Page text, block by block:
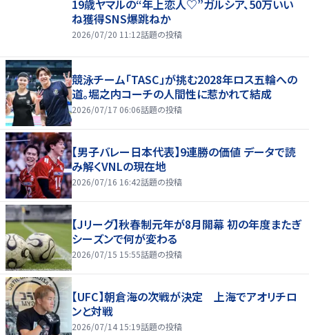
19歳ヤマルの“年上恋人♡”ガルシア、50万いい
ね獲得SNS爆跳ねか
2026/07/20 11:12話題の投稿
競泳チーム「TASC」が挑む2028年ロス五輪への
道。堀之内コーチの人間性に惹かれて結成
2026/07/17 06:06話題の投稿
【男子バレー日本代表】9連勝の価値 データで読
み解くVNLの現在地
2026/07/16 16:42話題の投稿
【Jリーグ】秋春制元年が8月開幕 初の年度またぎ
シーズンで何が変わる
2026/07/15 15:55話題の投稿
【UFC】朝倉海の次戦が決定 上海でアオリチロ
ンと対戦
2026/07/14 15:19話題の投稿